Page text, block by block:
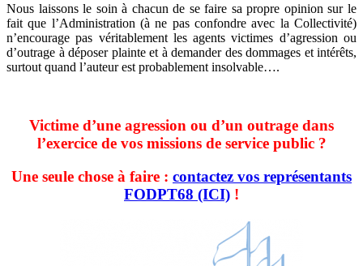
Nous laissons le soin à chacun de se faire sa propre opinion sur le
fait que l’Administration (à ne pas confondre avec la Collectivité)
n’encourage pas véritablement les agents victimes d’agression ou
d’outrage à déposer plainte et à demander des dommages et intérêts,
surtout quand l’auteur est probablement insolvable….
Victime d’une agression ou d’un outrage dans
l’exercice de vos missions de service public ?
Une seule chose à faire : contactez vos représentants
FODPT68 (ICI) !